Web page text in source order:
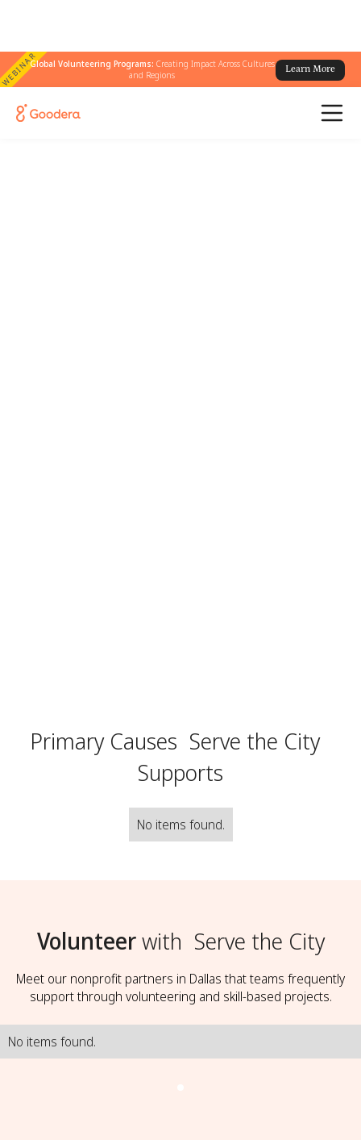
WEBINARGlobal Volunteering Programs: Creating Impact Across Cultures
and Regions
Learn More
Primary Causes Serve the City
Supports
No items found.
Volunteerwith Serve the City
Meet our nonprofit partners in Dallas that teams frequently
support through volunteering and skill-based projects.
No items found.